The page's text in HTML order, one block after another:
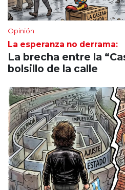
Opinión
La esperanza no derrama:
La brecha entre la
bolsillo de la calle